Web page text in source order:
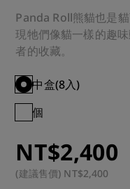
Panda Roll熊貓也是
現牠們像貓一樣的趣
者的收藏。
中盒(8入)
個
NT$2,400
(建議售價) NT$2,400